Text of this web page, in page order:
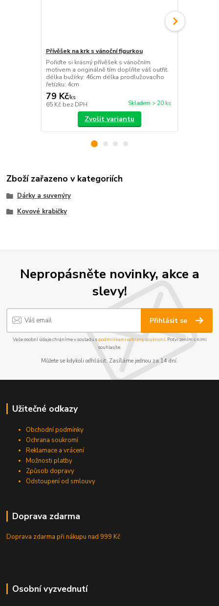
Přívěšek na krk s vánoční figurkou
Pořiďte si krásný přívěšek s vánočním
motivem a originálně tím doplňte váš outfit.
délka bužírky: 46cm délka prodlužovacího
řetízku: 4cm
79 Kč/ks
65 Kč bez DPH Skladem > 20 ks
Zvolit variantu
Zboží zařazeno v kategoriích
Dárky a suvenýry
Kovové krabičky
Nepropásněte novinky, akce a
slevy!
Přihlásit se
Vaše osobní údaje chráníme v souladu s podmínkami ochrany soukromí. Potvrzením s nimi
souhlasíte.
Můžete se kdykoli odhlásit. Zasíláme jednou za 14 dní.
Užitečné odkazy
Obchodní podmínky
Ochrana soukromí
Reklamace a vrácení
Možnosti platby
Způsob dopravy
Odstoupení od smlouvy
Doprava zdarma
Doprava zdarma při nákupunad 999 Kč
Osobní vyzvednutí